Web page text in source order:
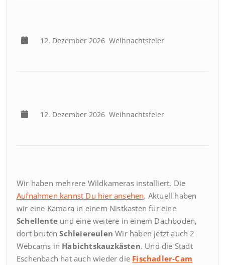
12. Dezember 2026 Weihnachtsfeier
12. Dezember 2026 Weihnachtsfeier
Wir haben mehrere Wildkameras installiert. Die
Aufnahmen kannst Du hier ansehen. Aktuell haben
wir eine Kamara in einem Nistkasten für eine
Schellente und eine weitere in einem Dachboden,
dort brütenSchleiereulen Wir haben jetzt auch 2
Webcams in Habichtskauzkästen. Und die Stadt
Eschenbach hat auch wieder die Fischadler-Cam